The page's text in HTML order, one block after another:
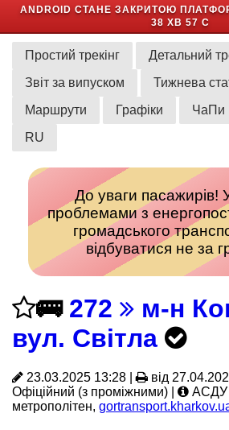
ANDROID СТАНЕ ЗАКРИТОЮ
38 ХВ 57 С
Простий трекінг Детальний
Звіт за випуском
Тижнева
Маршрути
Графіки ЧаПи
RU
До уваги пасажирів!
проблемами з
громадського
відбуватися не за
🚌 272
м-н
вул. Світла
23.03.2025 13:28 | від
Офіційний (з проміжними) |
АСДУ
метрополітен,